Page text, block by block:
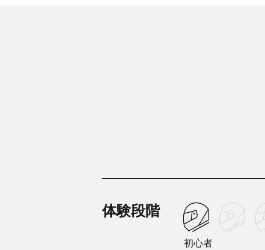
体験段階
初心者